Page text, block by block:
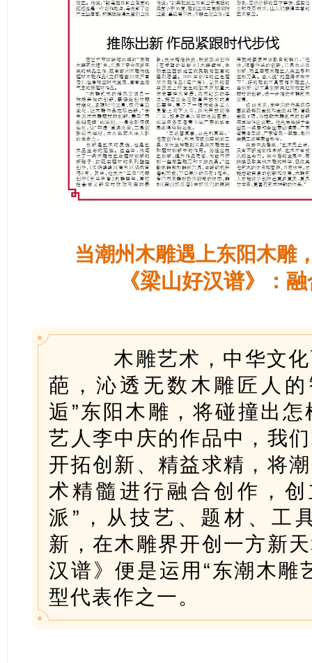
当潮州木雕遇上东阳木雕
《梁山好汉谱》：
木雕艺术，中华文化
葩，沁透无数木雕匠人
逅”东阳木雕，将碰撞出
艺人李中庆的作品中，我
开拓创新、精益求精，将
术精髓进行融合创作，
派”，从技艺、题材、工
新，在木雕界开创一方新
汉谱》便是运用“东潮木雕
型代表作之一。